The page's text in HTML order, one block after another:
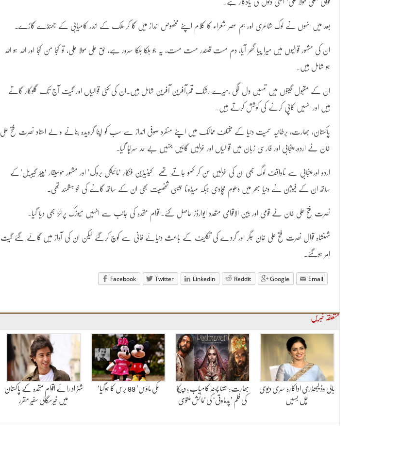
قوالی ’علی مولا علی‘ انہی دنوں کی یادگار ہے۔
بعد میں انہوں نے لوک شاعری اور ہم عصر شعراء کا کلام اپنے مخصوص انداز میں گا کر ملک کے اندر کامیابی کے جھنڈے گاڑے۔
ان کی مشہور قوالیوں میں میرا پیا گھر آیا، دم مست قلندر مست مست، یہ جو ہلکا ہلکا سرور ہے، حق علی مولا علی، تو کجا من کجا اور اللہ ہو اللہ
ہو شامل ہیں۔
ان کے مقبول گیتوں میں تمہیں دل لگی ،میرے رشک قمر،آفرین آفرین شامل ہیں۔ان کی کئی قوالیاں اور گیت آج تک گلوکار گاتے
ہیں اور انہیں کاپی کرنے کی کوشش کرتے ہیں۔
پاکستان، بھارت، برطانیہ سمیت دنیا کے مختلف ممالک میں اپنے منفرد صوفی انداز سے سب کو اپنا گرویدہ بنانے والے استاد نصرت فتح علی
خان نے اردو، پنجابی اور فارسی زبان میں قوالیاں اور غزلیں گائیں جنہیں بے حد سراہا گیا۔
اردو اور پنجابی سے ناواقف لوگ بھی ان کی غزلیں سن کر کھو جاتے تھے ۔کینیڈین فنکار ‘مائیکل بروک’ اور مشہور موسیقار ‘پیٹر گیبریل’کے
ساتھ ان کے فیوژن نے دنیا بھر میں دھوم مچادی جبکہ میڈونا جیسی شخصیت بھی ان کے ساتھ گانے کی خواہشمند تھی۔
نصرت فتح علی خان نے قومی اور بین الاقوامی متعدد ایوارڈز حاصل کئے۔اقوام متحدہ کی جانب سے انہیں میوزک پرائز بھی دیا گیا۔
شہنشاہ قوال نصرت فتح علی خان جگر اور گردے کی تکلیف کے باعث دنیائے فانی سے کوچ کرگئے لیکن ان کی آواز میں گائے گئے گیت
امر ہوگئے۔
Facebook Twitter LinkedIn Reddit Google Email
متعلقہ خبریں
بالی وڈ لیجنڈری اداکارہ سری دیوی
چل بسیں
بھارت: انتہا پسند کامیاب؛ دپیکا
کی فلم ’پدماوتی‘ کی نمائش ملتوی
‘مکی ماؤس’ 89 برس کا ہوگیا
شہزاد رائے اقوام متحدہ کے پاکستان
میں خیرسگالی سفیر مقرر